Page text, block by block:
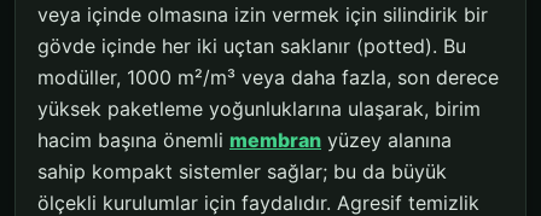
veya içinde olmasına izin vermek için silindirik bir
gövde içinde her iki uçtan saklanır (potted). Bu
modüller, 1000 m²/m³ veya daha fazla, son derece
yüksek paketleme yoğunluklarına ulaşarak, birim
hacim başına önemli membran yüzey alanına
sahip kompakt sistemler sağlar; bu da büyük
ölçekli kurulumlar için faydalıdır. Agresif temizlik